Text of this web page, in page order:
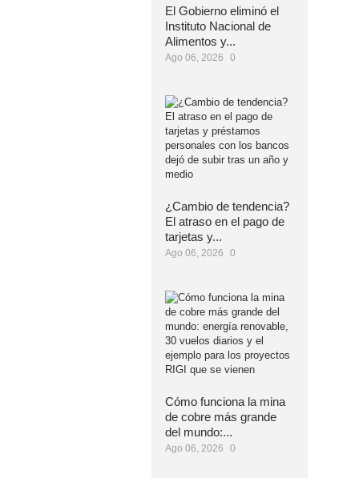
El Gobierno eliminó el
Instituto Nacional de
Alimentos y...
Ago 06, 2026 0
¿Cambio de tendencia?
El atraso en el pago de
tarjetas y...
Ago 06, 2026 0
Cómo funciona la mina
de cobre más grande
del mundo:...
Ago 06, 2026 0